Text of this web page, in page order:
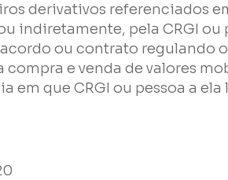
derivativos referenciados
indiretamente, pela CRGI ou
ou contrato regulando
compra e venda de valores
em que CRGI ou pessoa a ela